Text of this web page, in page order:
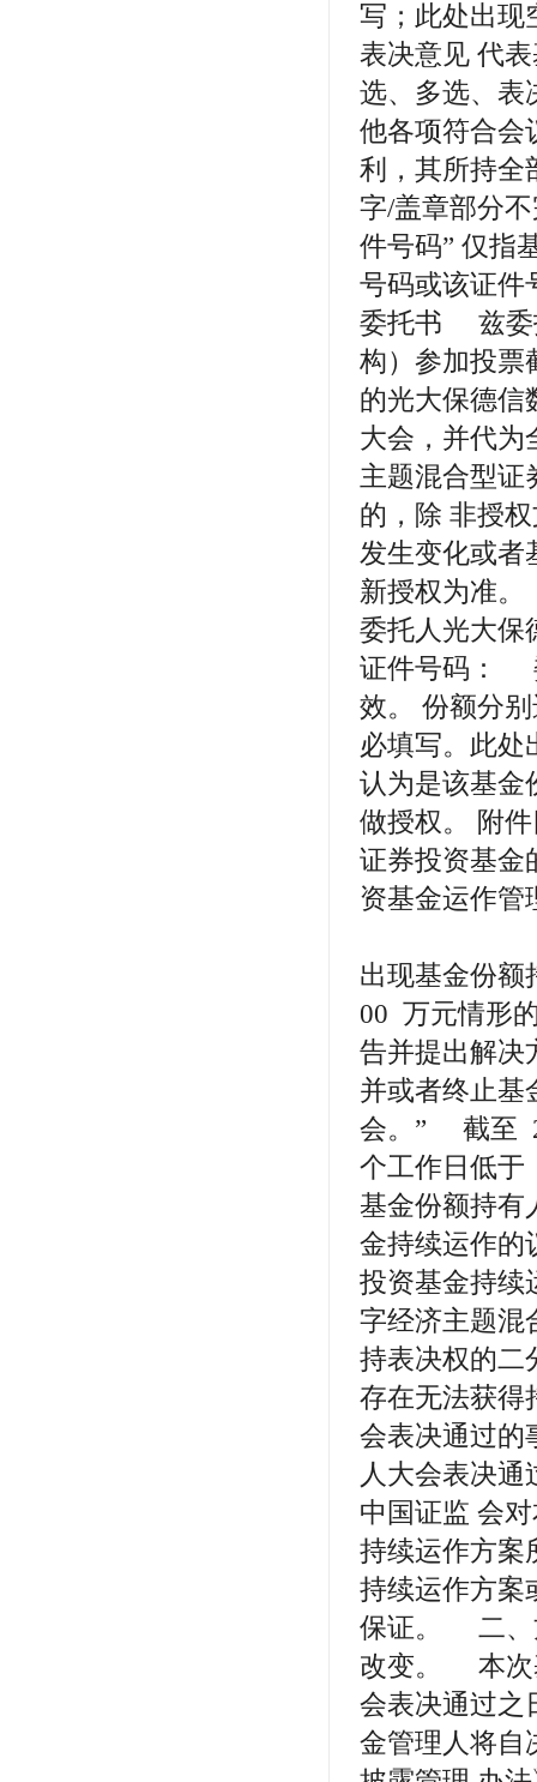
写；此处出现
表决意见 代
选、多选、表
他各项符合会
利，其所持全
字/盖章部分
件号码” 仅指
号码或
委托书 兹
构）参加投
的光大保德信
大会，并代为
主题混合型证
的，除 非授
发生变化或者
新授权为准
委托人光大
证件号码
效。 份额分
必填写。此处
认为是该基金
做授权。 附
证券投资基
资基金运
出现基金份
00 万元情形
告并提出解决
并或者终止
会。” 截至
个工作日低于
基金份额持有
金持续运作
投资基金持续
字经济主题混
持表决权的二
存在无法获
会表决通过的
人大会表决通
中国证监 会
持续运作方案
持续运作方案
保证。 二、
改变。 本次
会表决通过
金管理人将自